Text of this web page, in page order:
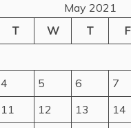
May 2021
T W T F
4 5 6 7
11 12 13 14